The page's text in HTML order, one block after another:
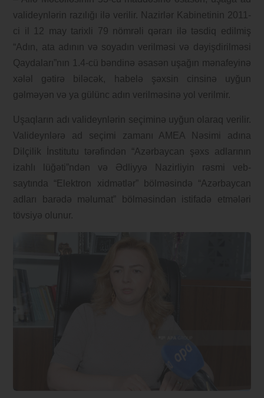
valideynlərin razılığı ilə verilir. Nazirlər Kabinetinin 2011-
ci il 12 may tarixli 79 nömrəli qərarı ilə təsdiq edilmiş
“Adın, ata adının və soyadın verilməsi və dəyişdirilməsi
Qaydaları”nın 1.4-cü bəndinə əsasən uşağın mənafeyinə
xələl gətirə biləcək, habelə şəxsin cinsinə uyğun
gəlməyən və ya gülünc adın verilməsinə yol verilmir.
Uşaqların adı valideynlərin seçiminə uyğun olaraq verilir.
Valideynlərə ad seçimi zamanı AMEA Nəsimi adına
Dilçilik İnstitutu tərəfindən “Azərbaycan şəxs adlarının
izahlı lüğəti”ndən və Ədliyyə Nazirliyin rəsmi veb-
saytında “Elektron xidmətlər” bölməsində “Azərbaycan
adları barədə məlumat” bölməsindən istifadə etmələri
tövsiyə olunur.